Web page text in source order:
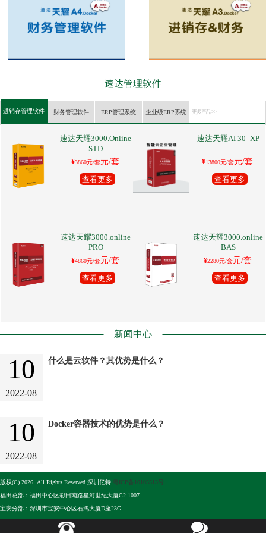
速达管理软件
进销存管理软件 财务管理软件 ERP管理系统 企业级ERP系统 更多产品 >>
速达天耀3000.Online
STD
¥3860元/套元/套
查看更多
速达天耀AI 30- XP
¥13800元/套元/套
查看更多
速达天耀3000.online
PRO
¥4860元/套元/套
查看更多
速达天耀3000.online
BAS
¥2280元/套元/套
查看更多
新闻中心
10
2022-08
什么是云软件？其优势是什么？
10
2022-08
Docker容器技术的优势是什么？
版权(C) 2026 All Rights Reserved 深圳亿特 粤ICP备10105513号
福田总部：福田中心区彩田南路星河世纪大厦C2-1007
宝安分部：深圳市宝安中心区石鸿大厦D座23G